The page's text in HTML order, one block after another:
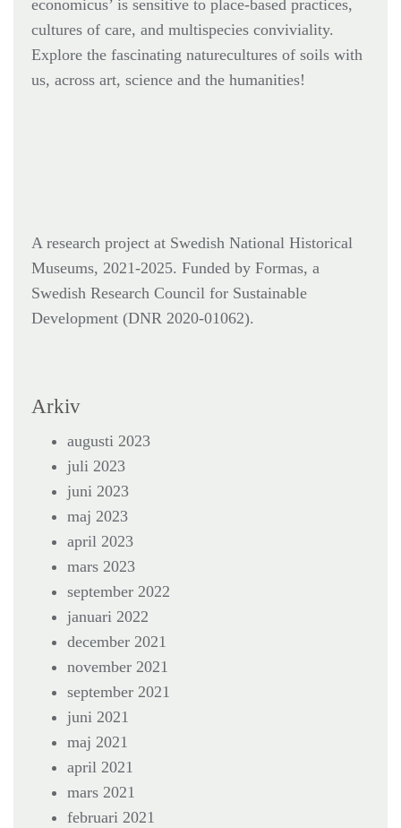
economicus’ is sensitive to place-based practices,
cultures of care, and multispecies conviviality.
Explore the fascinating naturecultures of soils with
us, across art, science and the humanities!
A research project at Swedish National Historical
Museums, 2021-2025. Funded by Formas, a
Swedish Research Council for Sustainable
Development (DNR 2020-01062).
Arkiv
augusti 2023
juli 2023
juni 2023
maj 2023
april 2023
mars 2023
september 2022
januari 2022
december 2021
november 2021
september 2021
juni 2021
maj 2021
april 2021
mars 2021
februari 2021